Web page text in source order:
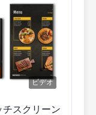
ビデオ
チスクリーン